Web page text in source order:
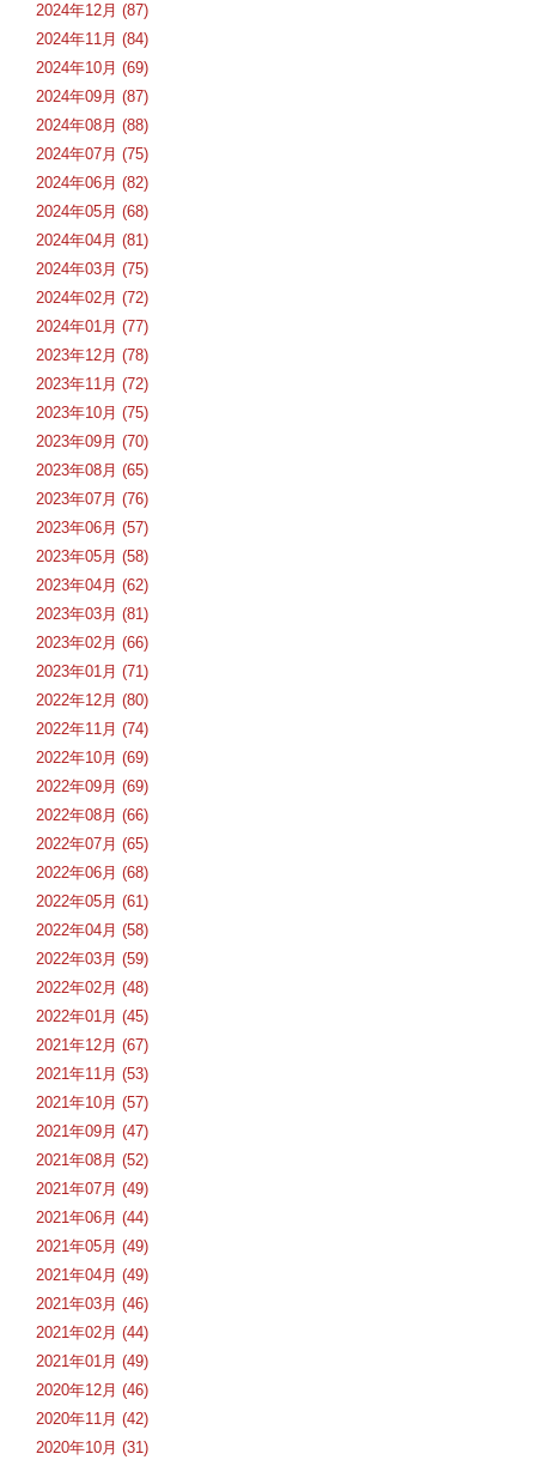
2024年12月 (87)
2024年11月 (84)
2024年10月 (69)
2024年09月 (87)
2024年08月 (88)
2024年07月 (75)
2024年06月 (82)
2024年05月 (68)
2024年04月 (81)
2024年03月 (75)
2024年02月 (72)
2024年01月 (77)
2023年12月 (78)
2023年11月 (72)
2023年10月 (75)
2023年09月 (70)
2023年08月 (65)
2023年07月 (76)
2023年06月 (57)
2023年05月 (58)
2023年04月 (62)
2023年03月 (81)
2023年02月 (66)
2023年01月 (71)
2022年12月 (80)
2022年11月 (74)
2022年10月 (69)
2022年09月 (69)
2022年08月 (66)
2022年07月 (65)
2022年06月 (68)
2022年05月 (61)
2022年04月 (58)
2022年03月 (59)
2022年02月 (48)
2022年01月 (45)
2021年12月 (67)
2021年11月 (53)
2021年10月 (57)
2021年09月 (47)
2021年08月 (52)
2021年07月 (49)
2021年06月 (44)
2021年05月 (49)
2021年04月 (49)
2021年03月 (46)
2021年02月 (44)
2021年01月 (49)
2020年12月 (46)
2020年11月 (42)
2020年10月 (31)